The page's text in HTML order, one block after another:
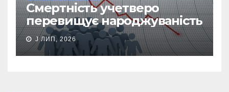
Смертність учетверо
перевищує народжуваність
J ЛИП, 2026